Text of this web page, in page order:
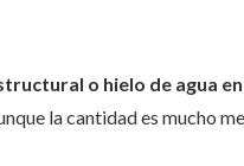
o hielo de agua en
la cantidad es mucho